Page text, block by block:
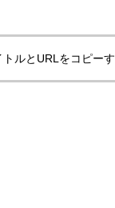
トルとURLをコピー